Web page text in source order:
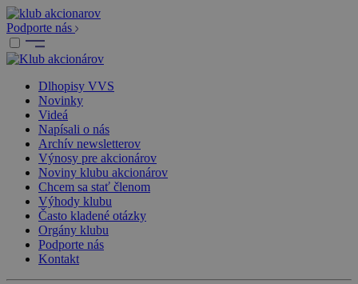
Podporte nás
Dlhopisy VVS
Novinky
Videá
Napísali o nás
Archív newsletterov
Výnosy pre akcionárov
Noviny klubu akcionárov
Chcem sa stať členom
Výhody klubu
Často kladené otázky
Orgány klubu
Podporte nás
Kontakt